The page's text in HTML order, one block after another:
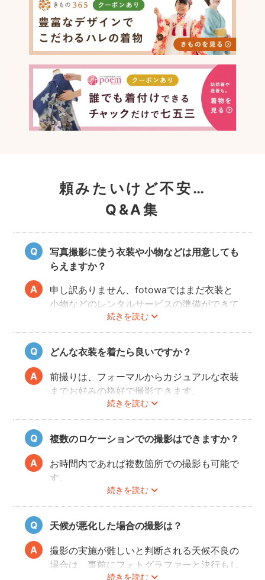
頼みたいけど不安…
Q&A集
写真撮影に使う衣装や小物などは用意しても
らえますか？
続きを読む
申し訳ありません、fotowaではまだ衣装と
小物などのレンタルサービスの準備ができて
おりませんので、お客様ご自身にご用意をお
願いしております。
どんな衣装を着たら良いですか？
続きを読む
前撮りは、フォーマルからカジュアルな衣装
までお好みの格好で撮影できます。
最近では式当日と異なる雰囲気を残せる、カ
ジュアルな服装も人気が高いです。
和装・ウェディングドレス・タキシードだけ
でなく、女性はミニドレス、男性はハットを
かぶったり、カラフルな蝶ネクタイをした
り、ジャケット以外のスタイルも流行ってい
複数のロケーションでの撮影はできますか？
続きを読む
お時間内であれば複数箇所での撮影も可能で
す。
事前に撮りたい場所や撮影のイメージをフォ
トグラファーさんと相談しておくと撮影もス
ムーズに行うことができますよ。
天候が悪化した場合の撮影は？
続きを読む
撮影の実施が難しいと判断される天候不良の
場合は、事前にフォトグラファーと決行もし